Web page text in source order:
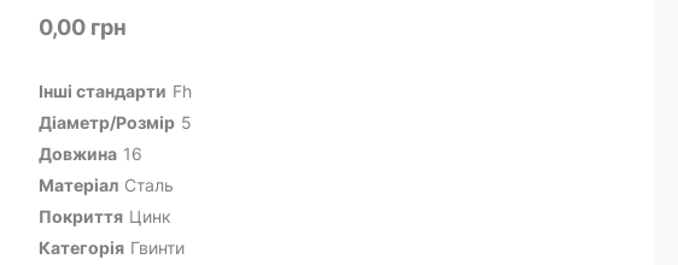
0,00 грн
Інші стандарти Fh
Діаметр/Розмір 5
Довжина 16
Матеріал Сталь
Покриття Цинк
Категорія Гвинти